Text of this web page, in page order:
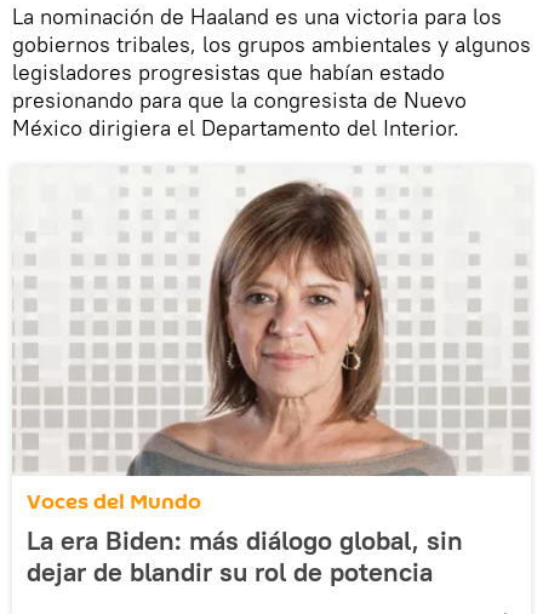
La nominación de Haaland es una victoria para los
gobiernos tribales, los grupos ambientales y algunos
legisladores progresistas que habían estado
presionando para que la congresista de Nuevo
México dirigiera el Departamento del Interior.
Voces del Mundo
La era Biden: más diálogo global, sin
dejar de blandir su rol de potencia